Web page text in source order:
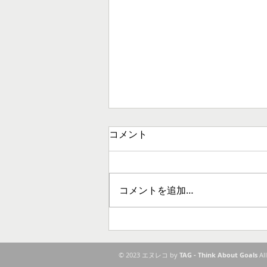
コメント
コメントを追加…
© 2023 エヌレコ by TAG - Think About Goals